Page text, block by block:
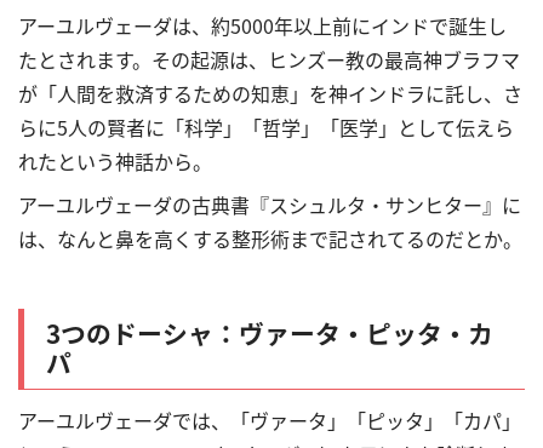
アーユルヴェーダは、約5000年以上前にインドで誕生し
たとされます。その起源は、ヒンズー教の最高神ブラフマ
が「人間を救済するための知恵」を神インドラに託し、さ
らに5人の賢者に「科学」「哲学」「医学」として伝えら
れたという神話から。
アーユルヴェーダの古典書『スシュルタ・サンヒター』に
は、なんと鼻を高くする整形術まで記されてるのだとか。
3つのドーシャ：ヴァータ・ピッタ・カ
パ
アーユルヴェーダでは、「ヴァータ」「ピッタ」「カパ」